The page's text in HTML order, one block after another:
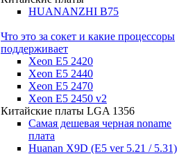
HUANANZHI B75
Что это за сокет и какие процессоры
поддерживает
Xeon E5 2420
Xeon E5 2440
Xeon E5 2470
Xeon E5 2450 v2
Китайские платы LGA 1356
Самая дешевая черная noname
плата
Huanan X9D (E5 ver 5.21 / 5.31)